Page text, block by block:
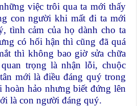
việc trôi qua ta mới thấy
con người khi mất đi ta mới
tình cảm của họ dành cho ta
có hối hận thì cũng đã quá
thì không bao giờ sửa chữa
trọng là nhận lỗi, chuộc
mới là điều đáng quý trong
hoàn hảo nhưng biết đứng lên
là con người đáng quý.